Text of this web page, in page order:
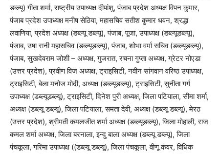
डब्ल्यू) गीता शर्मा, राष्ट्रीय उपाध्यक्ष दीपांशु, पंजाब प्रदेश अध्यक्ष विपन कुमार,
पंजाब प्रदेश उपाध्यक्ष मनीष सेठिया, महासचिव सतीश कुमार धवन, श्रद्धा
लवाणिया, प्रदेश अध्यक्ष (डब्ल्यू डब्ल्यू), पंजाब, पूजा, उपाध्यक्ष (डब्ल्यूडब्ल्यू),
पंजाब, उषा रानी महासचिव (डब्ल्यूडब्ल्यू), पंजाब, शोभा वर्मा सचिव (डब्ल्यूडब्ल्यू),
पंजाब, सुखदेवराम जोशी – अध्यक्ष, गुजरात, रचना गुप्ता अध्यक्ष, ग्रेटर नोएडा
(उत्तर प्रदेश), प्रवीण विज अध्यक्ष, ट्राइसिटी, नवीन सांगवान वरिष्ठ उपाध्यक्ष,
ट्राइसिटी, बेला मनोज मोदी, अध्यक्ष (डब्ल्यूडब्ल्यू), ट्राइसिटी, सुनीता गर्ग
उपाध्यक्ष (डब्ल्यूडब्ल्यू), ट्राइसिटी, दिनेश पुरी अध्यक्ष, जिला पटियाला, सीमा शर्मा,
अध्यक्ष (डब्ल्यू डब्ल्यू), जिला पटियाला, समता देवी, अध्यक्ष (डब्ल्यू डब्ल्यू), मेरठ
(उत्तर प्रदेश), श्रीमती कमलजीत शर्मा अध्यक्ष (डब्ल्यूडब्ल्यू), जिला मोहाली, राज
कमल शर्मा अध्यक्ष, जिला बरनाला, इन्दु बाला अध्यक्ष (डब्ल्यू डब्ल्यू), जिला
पंचकूला, गरिमा उपाध्यक्ष ((डब्ल्यू डब्ल्यू), जिला पंचकूला, वीणू कंवर, विधिक